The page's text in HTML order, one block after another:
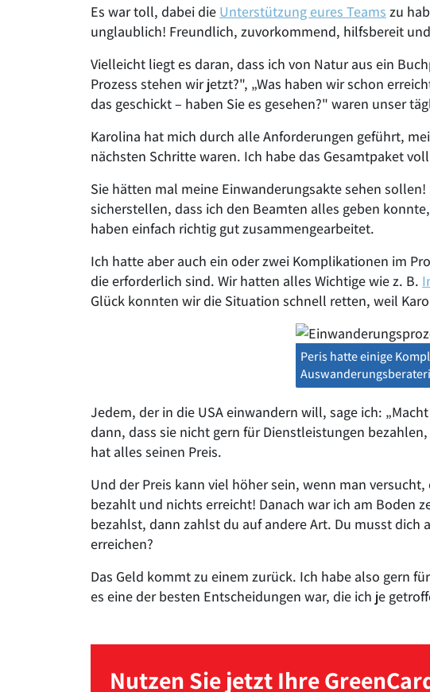
Es war toll, dabei die Unterstützung eures Teams zu
unglaublich! Freundlich, zuvorkommend, hilfsbereit
Vielleicht liegt es daran, dass ich von Natur aus ein
Prozess stehen wir jetzt?", „Was haben wir schon
das geschickt – haben Sie es gesehen?" waren unser
Karolina hat mich durch alle Anforderungen geführt,
nächsten Schritte waren. Ich habe das Gesamtpaket
Sie hätten mal meine Einwanderungsakte sehen
sicherstellen, dass ich den Beamten alles geben
haben einfach richtig gut zusammengearbeitet.
Ich hatte aber auch ein oder zwei Komplikationen im
die erforderlich sind. Wir hatten alles Wichtige wie z. B.
Glück konnten wir die Situation schnell retten, weil
Peris hatte einige
Jedem, der in die USA einwandern will, sage ich:
dann, dass sie nicht gern für Dienstleistungen
hat alles seinen Preis.
Und der Preis kann viel höher sein, wenn man
bezahlt und nichts erreicht! Danach war ich am Boden
bezahlst, dann zahlst du auf andere Art. Du musst
erreichen?
Das Geld kommt zu einem zurück. Ich habe also gern
es eine der besten Entscheidungen war, die ich je
Nutzen Sie jetzt Ihre